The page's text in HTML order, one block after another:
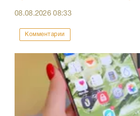
08.08.202608:33
Комментарии